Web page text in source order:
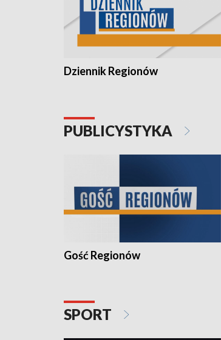
Dziennik Regionów
PUBLICYSTYKA
Gość Regionów
SPORT